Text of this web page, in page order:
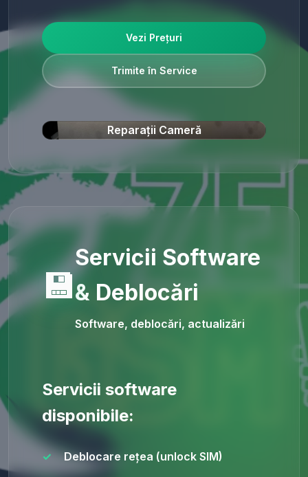
Vezi Prețuri
Trimite în Service
Reparații Cameră
💾
Servicii Software
& Deblocări
Software, deblocări, actualizări
Servicii software
disponibile:
Deblocare rețea (unlock SIM)